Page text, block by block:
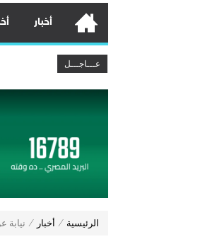
أخبار
عـــاجـــل
بنك مصر
مصرف
هشام عز العرب ضمن
رئيس
الرئيسية ⁄ أخبار ⁄